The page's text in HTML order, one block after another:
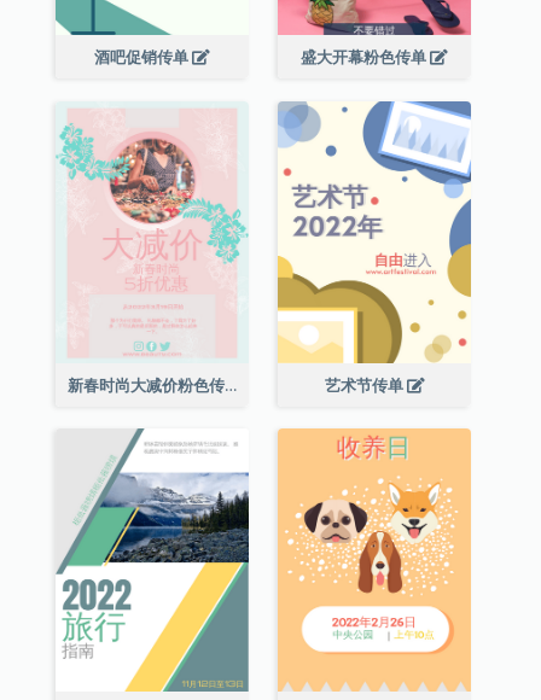
酒吧促销传单 盛大开幕粉色传单
新春时尚大减价粉色传单 艺术节传单